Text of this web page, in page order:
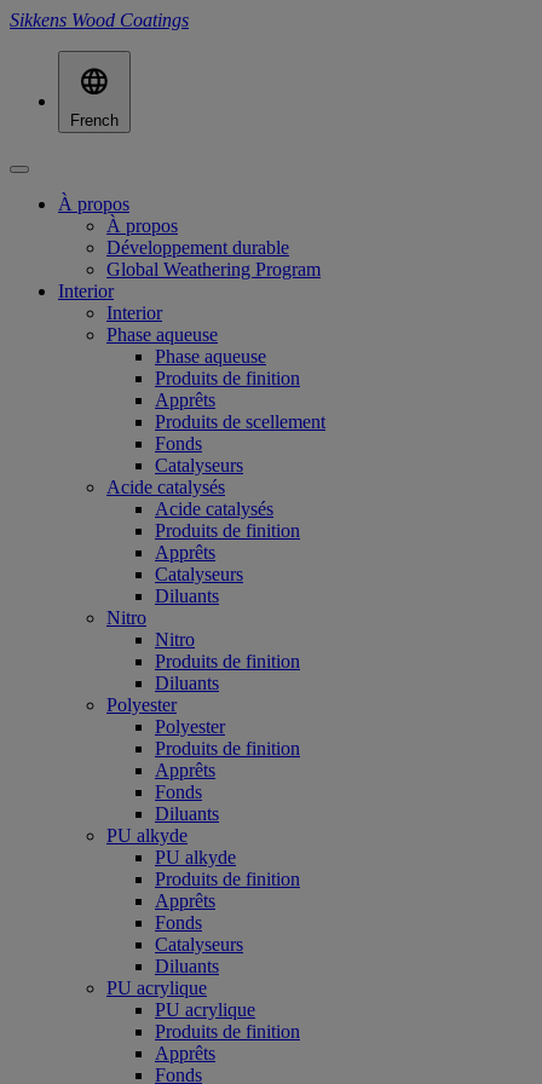
Sikkens Wood Coatings
French
À propos
À propos
Développement durable
Global Weathering Program
Interior
Interior
Phase aqueuse
Phase aqueuse
Produits de finition
Apprêts
Produits de scellement
Fonds
Catalyseurs
Acide catalysés
Acide catalysés
Produits de finition
Apprêts
Catalyseurs
Diluants
Nitro
Nitro
Produits de finition
Diluants
Polyester
Polyester
Produits de finition
Apprêts
Fonds
Diluants
PU alkyde
PU alkyde
Produits de finition
Apprêts
Fonds
Catalyseurs
Diluants
PU acrylique
PU acrylique
Produits de finition
Apprêts
Fonds